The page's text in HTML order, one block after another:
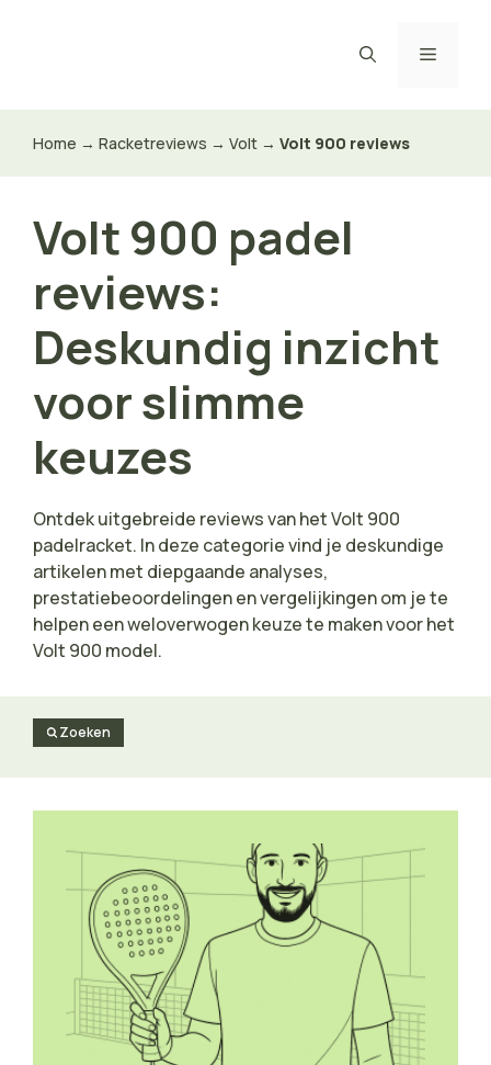
Menu
Home → Racketreviews → Volt → Volt 900 reviews
Volt 900 padel
reviews:
Deskundig inzicht
voor slimme
keuzes
Ontdek uitgebreide reviews van het Volt 900
padelracket. In deze categorie vind je deskundige
artikelen met diepgaande analyses,
prestatiebeoordelingen en vergelijkingen om je te
helpen een weloverwogen keuze te maken voor het
Volt 900 model.
Zoeken